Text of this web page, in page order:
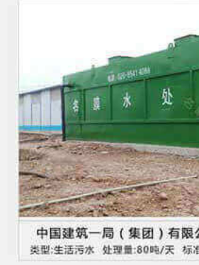
成都（吴经理）1天前 159...
泸州（朱经理）5天前 182...